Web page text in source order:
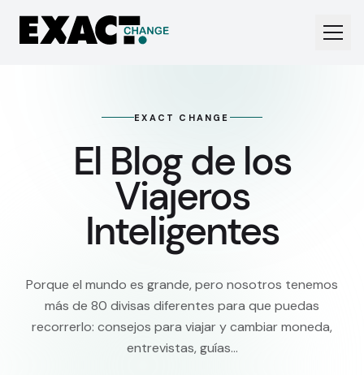
EXACT CHANGE
El Blog de los
Viajeros
Inteligentes
Porque el mundo es grande, pero nosotros tenemos
más de 80 divisas diferentes para que puedas
recorrerlo: consejos para viajar y cambiar moneda,
entrevistas, guías…